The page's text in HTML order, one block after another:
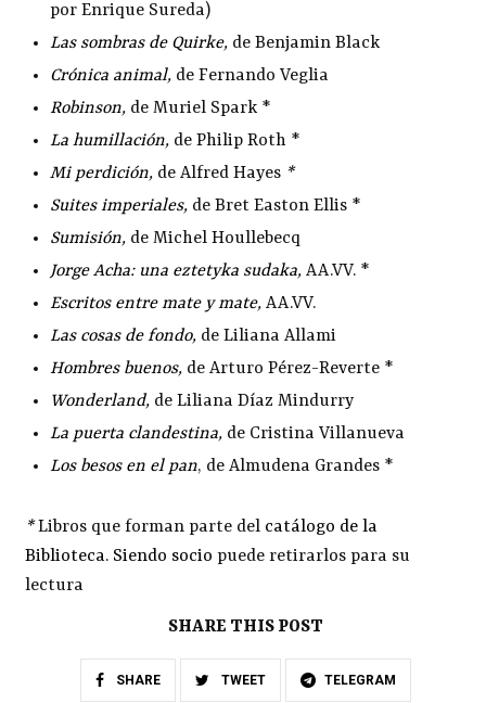
por Enrique Sureda)
Las sombras de Quirke, de Benjamin Black
Crónica animal, de Fernando Veglia
Robinson, de Muriel Spark *
La humillación, de Philip Roth *
Mi perdición, de Alfred Hayes *
Suites imperiales, de Bret Easton Ellis *
Sumisión, de Michel Houllebecq
Jorge Acha: una eztetyka sudaka, AA.VV. *
Escritos entre mate y mate, AA.VV.
Las cosas de fondo, de Liliana Allami
Hombres buenos, de Arturo Pérez-Reverte *
Wonderland, de Liliana Díaz Mindurry
La puerta clandestina, de Cristina Villanueva
Los besos en el pan, de Almudena Grandes *
*Libros que forman parte del catálogo de la
Biblioteca. Siendo socio puede retirarlos para su
lectura
SHARE THIS POST
SHARE TWEET TELEGRAM